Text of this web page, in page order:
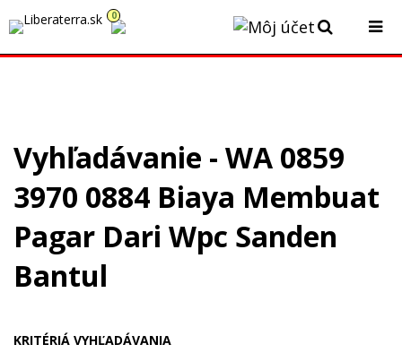
Momentálne čerpáme dovolenku. Všetky prijaté objednávky
budeme vybavovať postupne v týždni od 10.8.2026.
0
Vyhľadávanie - WA 0859
3970 0884 Biaya Membuat
Pagar Dari Wpc Sanden
Bantul
KRITÉRIÁ VYHĽADÁVANIA